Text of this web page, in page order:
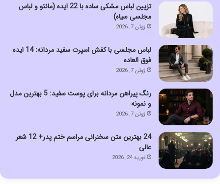
تزیین لباس مشکی ساده با 22 ایده (مانتو و لباس
مجلسی سیاه)
ژوئن 7, 2026
لباس مجلسی با کفش اسپرت سفید مردانه: 14 ایده
فوق العاده
ژوئن 7, 2026
رنگ پیراهن مردانه برای پوست سفید: 5 بهترین مدل
و نمونه
ژوئن 7, 2026
24 بهترین متن سخنرانی مراسم ختم پدر+ 12 شعر
عالی
فوریه 24, 2026